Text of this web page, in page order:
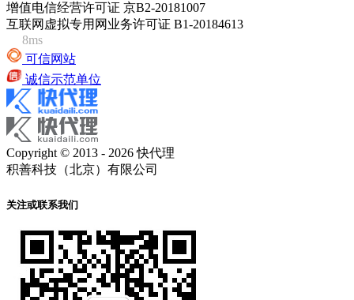
增值电信经营许可证 京B2-20181007
互联网虚拟专用网业务许可证 B1-20184613
8ms
可信网站
诚信示范单位
Copyright © 2013 - 2026 快代理
积善科技（北京）有限公司
关注或联系我们